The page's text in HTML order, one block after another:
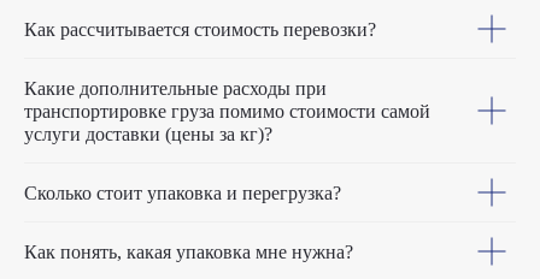
Как рассчитывается стоимость перевозки?
Какие дополнительные расходы при
транспортировке груза помимо стоимости самой
услуги доставки (цены за кг)?
Сколько стоит упаковка и перегрузка?
Как понять, какая упаковка мне нужна?